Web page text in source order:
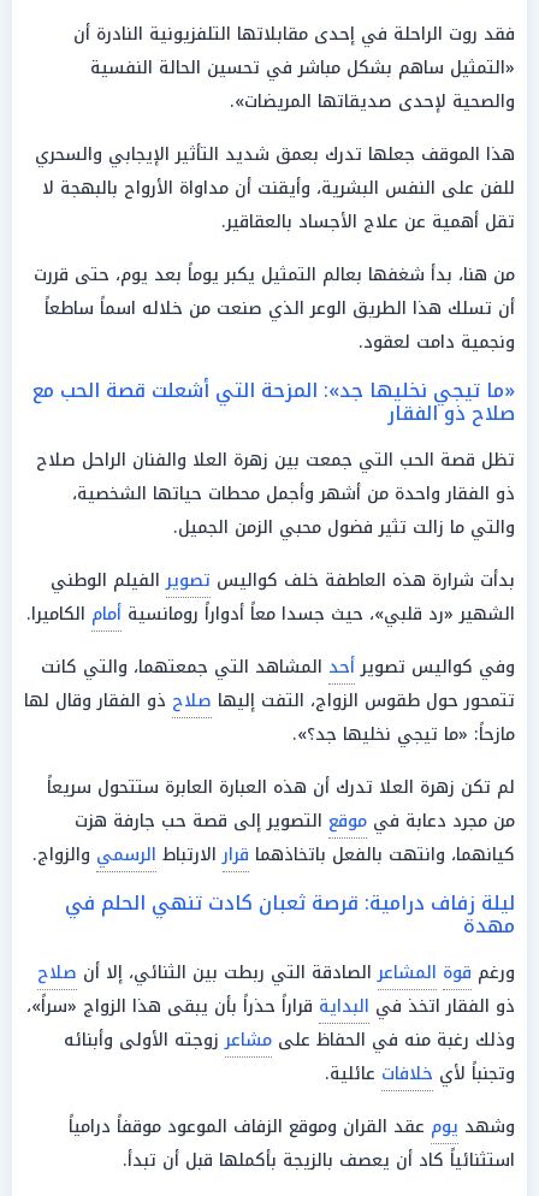
فقد روت الراحلة في إحدى مقابلاتها التلفزيونية النادرة أن
«التمثيل ساهم بشكل مباشر في تحسين الحالة النفسية
والصحية لإحدى صديقاتها المريضات».
هذا الموقف جعلها تدرك بعمق شديد التأثير الإيجابي والسحري
للفن على النفس البشرية، وأيقنت أن مداواة الأرواح بالبهجة لا
تقل أهمية عن علاج الأجساد بالعقاقير.
من هنا، بدأ شغفها بعالم التمثيل يكبر يوماً بعد يوم، حتى قررت
أن تسلك هذا الطريق الوعر الذي صنعت من خلاله اسماً ساطعاً
ونجمية دامت لعقود.
«ما تيجي نخليها جد»: المزحة التي أشعلت قصة الحب مع
صلاح ذو الفقار
تظل قصة الحب التي جمعت بين زهرة العلا والفنان الراحل صلاح
ذو الفقار واحدة من أشهر وأجمل محطات حياتها الشخصية،
والتي ما زالت تثير فضول محبي الزمن الجميل.
بدأت شرارة هذه العاطفة خلف كواليس تصويرالفيلم الوطني
الشهير «رد قلبي»، حيث جسدا معاً أدواراً رومانسية أمام الكاميرا.
وفي كواليس تصويرأحد المشاهد التي جمعتهما، والتي كانت
تتمحور حول طقوس الزواج، التفت إليها صلاح ذو الفقار وقال لها
مازحاً: «ما تيجي نخليها جد؟».
لم تكن زهرة العلا تدرك أن هذه العبارة العابرة ستتحول سريعاً
من مجرد دعابة في موقع التصوير إلى قصة حب جارفة هزت
كيانهما، وانتهت بالفعل باتخاذهما قرارالارتباط الرسمي والزواج.
ليلة زفاف درامية: قرصة ثعبان كادت تنهي الحلم في
مهدة
ورغم قوة المشاعرالصادقة التي ربطت بين الثنائي، إلا أن صلاح
ذو الفقار اتخذ في البداية قراراً حذراً بأن يبقى هذا الزواج «سراً»،
وذلك رغبة منه في الحفاظ على مشاعرزوجته الأولى وأبنائه
وتجنباً لأي خلافات عائلية.
وشهد يوم عقد القران وموقع الزفاف الموعود موقفاً درامياً
استثنائياً كاد أن يعصف بالزيجة بأكملها قبل أن تبدأ.